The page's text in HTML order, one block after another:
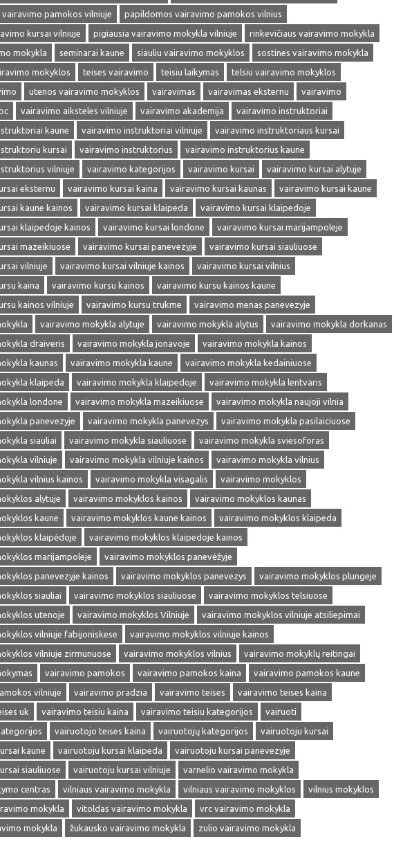
pamokos vilniuje
papildomos vairavimo pamokos vilnius
kursai vilniuje
pigiausia vairavimo mokykla vilniuje
rinkevičiaus vairavimo mokykla
mokykla
seminarai kaune siauliu vairavimo mokyklos
sostines vairavimo mokykla
mokyklos
teises vairavimo teisiu laikymas
telsiu vairavimo mokyklos
utenos vairavimo mokyklos vairavimas vairavimas eksternu
vairavimo
vairavimo aiksteles vilniuje vairavimo akademija
vairavimo instruktoriai
kaune
vairavimo instruktoriai vilniuje
vairavimo instruktoriaus kursai
kursai
vairavimo instruktorius
vairavimo instruktorius kaune
vilniuje
vairavimo kategorijos vairavimo kursai
vairavimo kursai alytuje
eksternu
vairavimo kursai kaina vairavimo kursai kaunas
vairavimo kursai kaune
kaune kainos
vairavimo kursai klaipeda
vairavimo kursai klaipedoje
klaipedoje kainos
vairavimo kursai londone
vairavimo kursai marijampoleje
mazeikiuose
vairavimo kursai panevezyje
vairavimo kursai siauliuose
vilniuje
vairavimo kursai vilniuje kainos
vairavimo kursai vilnius
kaina
vairavimo kursu kainos
vairavimo kursu kainos kaune
kainos vilniuje
vairavimo kursu trukme
vairavimo menas panevezyje
vairavimo mokykla alytuje vairavimo mokykla alytus
vairavimo mokykla dorkanas
draiveris
vairavimo mokykla jonavoje
vairavimo mokykla kainos
kaunas
vairavimo mokykla kaune
vairavimo mokykla kedainiuose
klaipeda
vairavimo mokykla klaipedoje
vairavimo mokykla lentvaris
londone
vairavimo mokykla mazeikiuose
vairavimo mokykla naujoji vilnia
panevezyje
vairavimo mokykla panevezys
vairavimo mokykla pasilaiciuose
siauliai
vairavimo mokykla siauliuose
vairavimo mokykla sviesoforas
vilniuje
vairavimo mokykla vilniuje kainos
vairavimo mokykla vilnius
vilnius kainos
vairavimo mokykla visagalis
vairavimo mokyklos
alytuje
vairavimo mokyklos kainos
vairavimo mokyklos kaunas
kaune
vairavimo mokyklos kaune kainos
vairavimo mokyklos klaipeda
klaipėdoje
vairavimo mokyklos klaipedoje kainos
marijampoleje
vairavimo mokyklos panevėžyje
panevezyje kainos
vairavimo mokyklos panevezys
vairavimo mokyklos plungeje
siauliai
vairavimo mokyklos siauliuose
vairavimo mokyklos telsiuose
utenoje
vairavimo mokyklos Vilniuje
vairavimo mokyklos vilniuje atsiliepimai
vilniuje fabijoniskese
vairavimo mokyklos vilniuje kainos
vilniuje zirmunuose
vairavimo mokyklos vilnius
vairavimo mokyklų reitingai
vairavimo pamokos vairavimo pamokos kaina
vairavimo pamokos kaune
vilniuje
vairavimo pradzia vairavimo teises
vairavimo teises kaina
uk
vairavimo teisiu kaina vairavimo teisiu kategorijos
vairuoti
vairuotojo teises kaina vairuotojų kategorijos
vairuotoju kursai
kaune
vairuotoju kursai klaipeda
vairuotoju kursai panevezyje
siauliuose
vairuotoju kursai vilniuje
varnelio vairavimo mokykla
centras
vilniaus vairavimo mokykla vilniaus vairavimo mokyklos
vilnius mokyklos
mokykla
vitoldas vairavimo mokykla
vrc vairavimo mokykla
mokykla
žukausko vairavimo mokykla zulio vairavimo mokykla